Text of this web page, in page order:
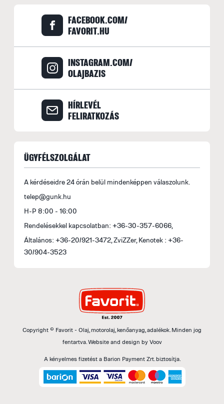
FACEBOOK.COM/
FAVORIT.HU
INSTAGRAM.COM/
OLAJBAZIS
HÍRLEVÉL
FELIRATKOZÁS
ÜGYFÉLSZOLGÁLAT
A kérdéseidre 24 órán belül mindenképpen válaszolunk.
telep@gunk.hu
H-P 8:00 - 16:00
Rendelésekkel kapcsolatban: +36-30-357-6066,
Általános: +36-20/921-3472, ZviZZer, Kenotek : +36-
30/904-3523
Copyright © Favorit - Olaj, motorolaj, kenőanyag, adalékok. Minden jog
fentartva.Website and design by Voov
A kényelmes fizetést a Barion Payment Zrt. biztosítja.